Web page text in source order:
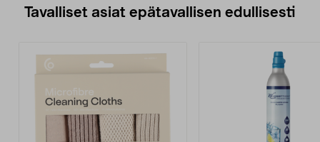
Tavalliset asiat epätavallisen edullisesti